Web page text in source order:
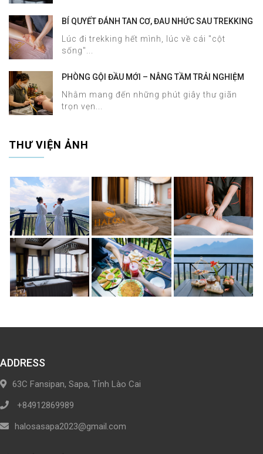
BÍ QUYẾT ĐÁNH TAN CƠ, ĐAU NHỨC SAU TREKKING
MASSAGE
Lúc đi trekking hết mình, lúc về cái "cột
sống"...
PHÒNG GỘI ĐẦU MỚI – NÂNG TẦM TRẢI NGHIỆM
DƯỠNG SINH TẠI HALOSA SPA & MASSAGE
Nhằm mang đến những phút giây thư giãn
trọn vẹn...
THƯ VIỆN ẢNH
ADDRESS
63C Fansipan, Sapa, Tỉnh Lào Cai
+84912869989
halosasapa2023@gmail.com